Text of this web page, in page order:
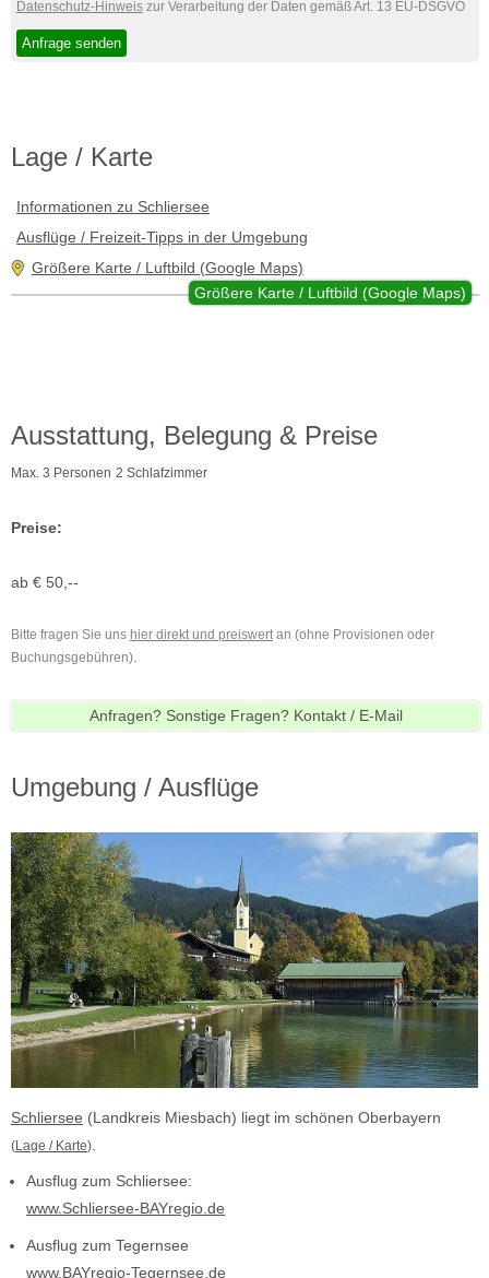
Datenschutz-Hinweis zur Verarbeitung der Daten gemäß Art. 13 EU-DSGVO
Lage / Karte
Informationen zu Schliersee
Ausflüge / Freizeit-Tipps in der Umgebung
Größere Karte / Luftbild (Google Maps)
Größere Karte / Luftbild (Google Maps)
Ausstattung, Belegung & Preise
Max. 3 Personen 2 Schlafzimmer
Preise:
ab € 50,--
Bitte fragen Sie uns hier direkt und preiswertan (ohne Provisionen oder
Buchungsgebühren).
Anfragen? Sonstige Fragen? Kontakt / E-Mail
Umgebung / Ausflüge
Schliersee (Landkreis Miesbach) liegt im schönen Oberbayern
(Lage / Karte)
Ausflug zum Schliersee:
www.Schliersee-BAYregio.de
Ausflug zum Tegernsee
www.BAYregio-Tegernsee.de